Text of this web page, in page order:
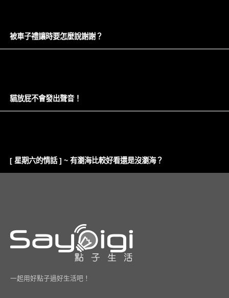
被車子禮讓時要怎麼說謝謝？
貓放屁不會發出聲音！
[ 星期六的情話 ] ~ 有瀏海比較好看還是沒瀏海？
一起用好點子過好生活吧！